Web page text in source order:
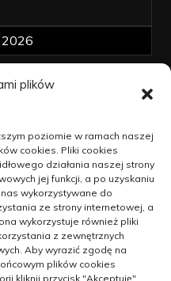
plików
poziomie w ramach naszej
cookies. Pliki cookies
działania naszej strony
jej funkcji, a po uzyskaniu
wykorzystywane do
ze strony internetowej, a
wykorzystuje również pliki
z zewnętrznych
Aby wyrazić zgodę na
plików cookies
kliknij przycisk "Akceptuję".
2026
dzialalność na
2021